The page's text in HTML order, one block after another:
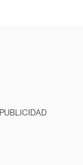
PUBLICIDAD